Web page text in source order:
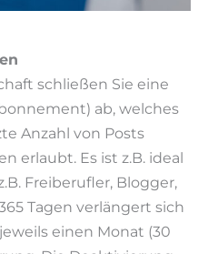
schließen Sie eine
ab, welches
Anzahl von Posts
erlaubt. Es ist z.B. ideal
Freiberufler, Blogger,
Tagen verlängert sich
einen Monat (30